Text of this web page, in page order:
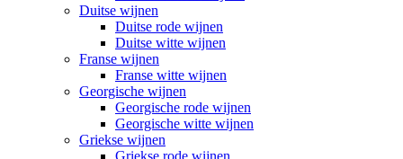
Duitse wijnen
Duitse rode wijnen
Duitse witte wijnen
Franse wijnen
Franse witte wijnen
Georgische wijnen
Georgische rode wijnen
Georgische witte wijnen
Griekse wijnen
Griekse rode wijnen